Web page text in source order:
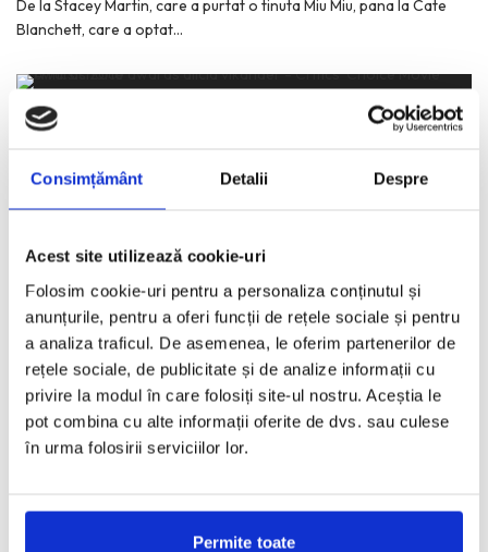
Consimțământ Detalii Despre
Acest site utilizează cookie-uri
Folosim cookie-uri pentru a personaliza conținutul și
anunțurile, pentru a oferi funcții de rețele sociale și pentru
a analiza traficul. De asemenea, le oferim partenerilor de
rețele sociale, de publicitate și de analize informații cu
privire la modul în care folosiți site-ul nostru. Aceștia le
pot combina cu alte informații oferite de dvs. sau culese
în urma folosirii serviciilor lor.
Permite toate
De la Stacey Martin, care a purtat o tinuta Miu Miu, pana la Cate
Blanchett, care a optat...
Critics’ Choice Movie Awards 2016
Costumul de inspiratie masculina
NOIEMBRIE 27, 2015
De cele mai multe ori, am putea inlocui rubrica „Tinuta Saptamanii”
cu denumirea „Rochia Saptamanii”. Insa, nu si
Vedetele @ British Fashion Awards 2015